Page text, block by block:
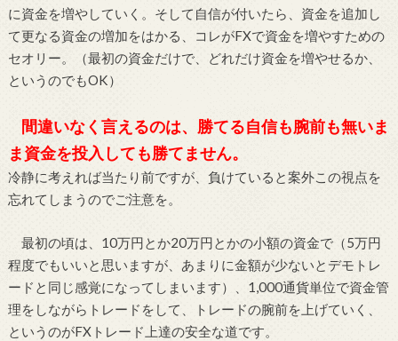
に資金を増やしていく。そして自信が付いたら、資金を追加し
て更なる資金の増加をはかる、コレがFXで資金を増やすための
セオリー。（最初の資金だけで、どれだけ資金を増やせるか、
というのでもOK）
間違いなく言えるのは、勝てる自信も腕前も無いま
ま資金を投入しても勝てません。
冷静に考えれば当たり前ですが、負けていると案外この視点を
忘れてしまうのでご注意を。
最初の頃は、10万円とか20万円とかの小額の資金で（5万円
程度でもいいと思いますが、あまりに金額が少ないとデモトレ
ードと同じ感覚になってしまいます）、1,000通貨単位で資金管
理をしながらトレードをして、トレードの腕前を上げていく、
というのがFXトレード上達の安全な道です。